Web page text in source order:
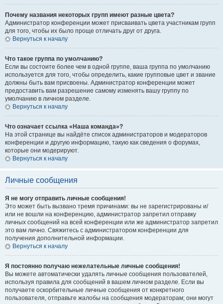
Почему названия некоторых групп имеют разные цвета?
Администратор конференции может присваивать цвета участникам групп
для того, чтобы их было проще отличать друг от друга.
Вернуться к началу
Что такое группа по умолчанию?
Если вы состоите более чем в одной группе, ваша группа по умолчанию
используется для того, чтобы определить, какие групповые цвет и звание
должны быть вам присвоены. Администратор конференции может
предоставить вам разрешение самому изменять вашу группу по
умолчанию в личном разделе.
Вернуться к началу
Что означает ссылка «Наша команда»?
На этой странице вы найдёте список администраторов и модераторов
конференции и другую информацию, такую как сведения о форумах,
которые они модерируют.
Вернуться к началу
Личные сообщения
Я не могу отправить личные сообщения!
Это может быть вызвано тремя причинами: вы не зарегистрированы и/
или не вошли на конференцию, администратор запретил отправку
личных сообщений на всей конференции или же администратор запретил
это вам лично. Свяжитесь с администратором конференции для
получения дополнительной информации.
Вернуться к началу
Я постоянно получаю нежелательные личные сообщения!
Вы можете автоматически удалять личные сообщения пользователей,
используя правила для сообщений в вашем личном разделе. Если вы
получаете оскорбительные личные сообщения от конкретного
пользователя, отправьте жалобы на сообщения модераторам; они могут